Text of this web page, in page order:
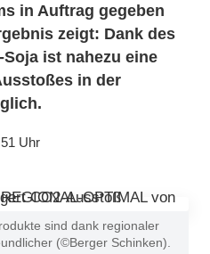
in Auftrag gegeben
zeigt: Dank des
ist nahezu eine
in der
Uhr
sind dank regionaler
(©Berger Schinken).